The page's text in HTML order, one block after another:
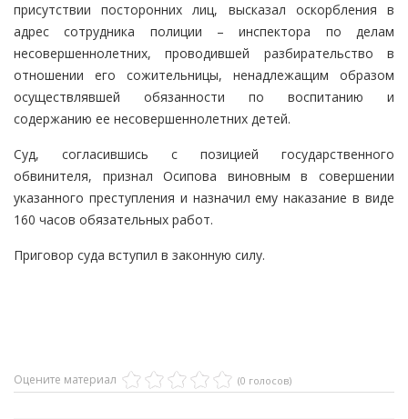
присутствии посторонних лиц, высказал оскорбления в
адрес сотрудника полиции – инспектора по делам
несовершеннолетних, проводившей разбирательство в
отношении его сожительницы, ненадлежащим образом
осуществлявшей обязанности по воспитанию и
содержанию ее несовершеннолетних детей.
Суд, согласившись с позицией государственного
обвинителя, признал Осипова виновным в совершении
указанного преступления и назначил ему наказание в виде
160 часов обязательных работ.
Приговор суда вступил в законную силу.
Оцените материал (0 голосов)